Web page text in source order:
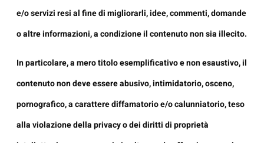
e/o servizi resi al fine di migliorarli, idee, commenti, domande
o altre informazioni, a condizione il contenuto non sia illecito.
In particolare, a mero titolo esemplificativo e non esaustivo, il
contenuto non deve essere abusivo, intimidatorio, osceno,
pornografico, a carattere diffamatorio e/o calunniatorio, teso
alla violazione della privacy o dei diritti di proprietà